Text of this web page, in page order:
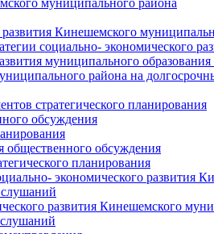
муниципального района
Кинешемского
социально- экономического
муниципального
района на
стратегического планирования
обсуждения
общественного обсуждения
планирования
экономического развития
развития Кинешемского